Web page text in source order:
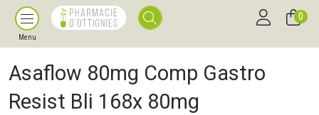
Menu
0
Asaflow 80mg Comp Gastro
Resist Bli 168x 80mg